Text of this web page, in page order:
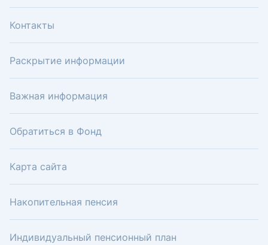
Контакты
Раскрытие информации
Важная информация
Обратиться в Фонд
Карта сайта
Накопительная пенсия
Индивидуальный пенсионный план